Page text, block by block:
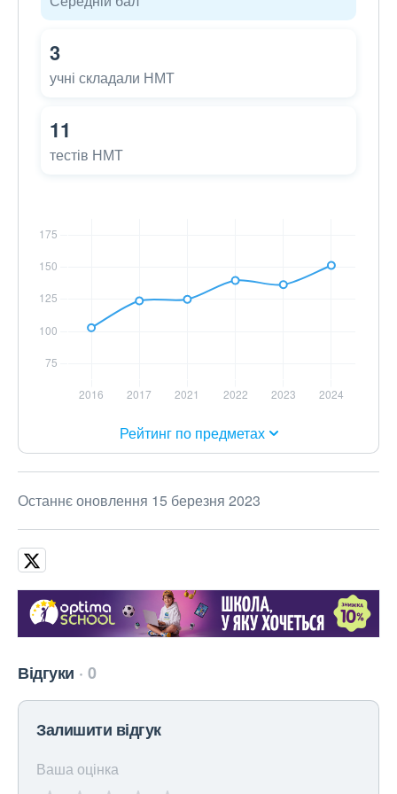
3
учні складали НМТ
11
тестів НМТ
Рейтинг по предметах
Останнє оновлення 15 березня 2023
Відгуки 0
Залишити відгук
Ваша оцінка